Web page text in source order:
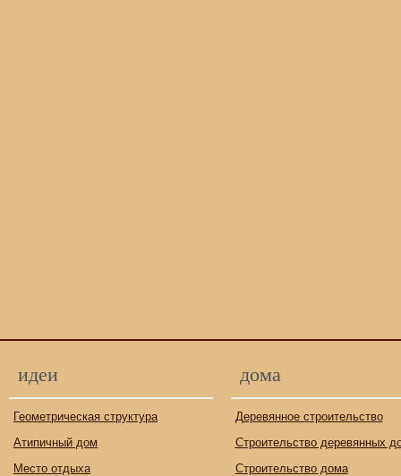
идеи
Геометрическая структура
Атипичный дом
Место отдыха
дома
Деревянное строительство
Строительство деревянных
Строительство дома